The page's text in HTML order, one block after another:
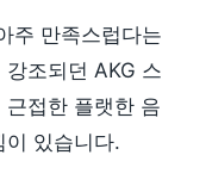
주 만족스럽다는
조되던 AKG 스
접한 플랫한 음
있습니다.